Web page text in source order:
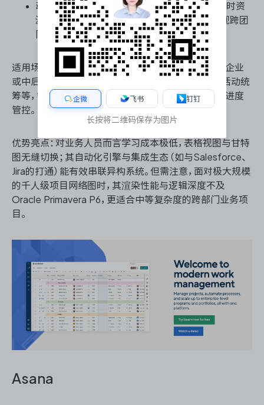
动态报告与多视图看板：可按部门、角色生成实时资
源与进度仪表板，让管理层在同一数据源下透视跨团
队瓶颈。
适用场景：适合强依赖电子表格进行业务流转的传统企业
或中后台职能部门，如制造业供应链协同、大型营销活动统
筹等，需在保持表格操作习惯的同时实现严谨的瀑布进度
管控。
优势亮点：对业务人员而言学习成本极低，表格视图与甘特
图无缝切换；其自动化引擎与集成生态（如与Salesforce、
Jira的打通）能有效串联异构系统。但需注意，面对极大规模
的千人级项目网络图时，其渲染性能与逻辑深度不及
Oracle Primavera P6，更适合中等复杂度的跨部门业务项
目。
Asana
企微 飞书 钉钉
长按将二维码保存为图片